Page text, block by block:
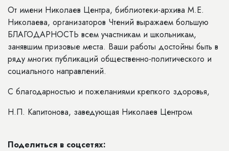
От имени Николаев Центра, библиотеки-архива М.Е.
Николаева, организаторов Чтений выражаем большую
БЛАГОДАРНОСТЬ всем участникам и школьникам,
занявшим призовые места. Ваши работы достойны быть в
ряду многих публикаций общественно-политического и
социального направлений.
С благодарностью и пожеланиями крепкого здоровья,
Н.П. Капитонова, заведующая Николаев Центром
Поделиться в соцсетях: